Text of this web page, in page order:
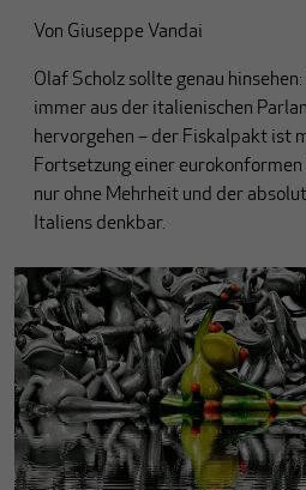
Von Giuseppe Vandai
Olaf Scholz sollte genau
immer aus der italienischen
hervorgehen – der Fiskalpakt ist
Fortsetzung einer
nur ohne Mehrheit und der
Italiens denkbar.